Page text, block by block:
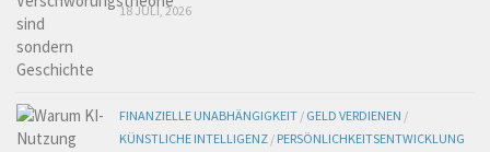
18 JULI, 2026
FINANZIELLE UNABHÄNGIGKEIT / GELD VERDIENEN /
KÜNSTLICHE INTELLIGENZ / PERSÖNLICHKEITSENTWICKLUNG